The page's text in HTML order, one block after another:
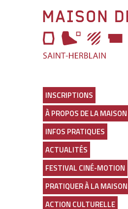
Maison
des
Arts
page
d'accueil
INSCRIPTIONS
À PROPOS DE LA
INFOS PRATIQUES
ACTUALITÉS
FESTIVAL CINÉ-MOTION
PRATIQUER À LA
ACTION CULTURELLE